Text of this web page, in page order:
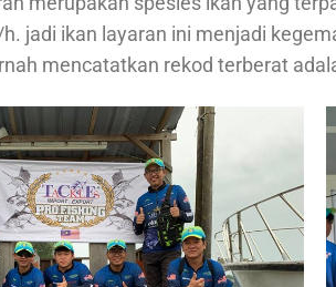
jadi ikan layaran ini menjadi
mencatatkan rekod terberat